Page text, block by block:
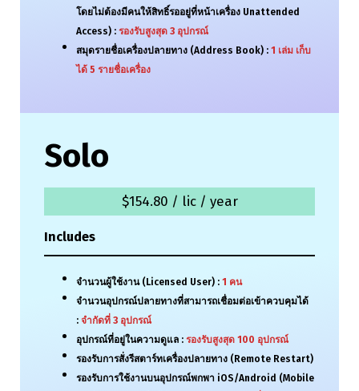
โดยไม่ต้องมีคนให้สิทธิ์รออยู่ที่หน้าเครื่อง Unattended
Access) : รองรับสูงสุด 3 อุปกรณ์
สมุดรายชื่อเครื่องปลายทาง (Address Book) : 1 เล่ม เก็บ
ได้ 5 รายชื่อเครื่อง
Solo
$154.80 / lic / year
Includes
จำนวนผู้ใช้งาน (Licensed User) : 1 คน
จำนวนอุปกรณ์ปลายทางที่สามารถเชื่อมต่อเข้าควบคุมได้
: จำกัดที่ 3 อุปกรณ์
อุปกรณ์ที่อยู่ในความดูแล : รองรับสูงสุด 100 อุปกรณ์
รองรับการสั่งรีสตาร์ทเครื่องปลายทาง (Remote Restart)
รองรับการใช้งานบนอุปกรณ์พกพา iOS/Android (Mobile